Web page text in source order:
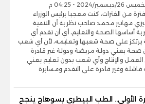
26/ديسمبر/2024 - 04:25 م
من الفترات، كنت معجبا برئيس الوزراء
مهاتير محمد صاحب نظرية أن التنمية
أساسها الصحة والتعليم، أي أن تقدم أي
يرتكز على صحة شعبها وتعليمه، لأن أي شعب
صحة يعني دولة مريضة ودولة غير قادرة
والإنتاج وأي شعب بدون تعليم يعني
فاشلة وغير قادرة على التقدم ومسايرة
الأولى.. الطب البيطري بسوهاج ينجح